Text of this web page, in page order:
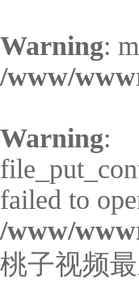
Warning:
/www/
Warning:
failed to
/www/
桃子视频